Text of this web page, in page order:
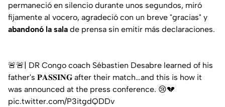
permaneció en silencio durante unos segundos, miró
fijamente al vocero, agradeció con un breve "gracias" y
abandonó la sala de prensa sin emitir más declaraciones.
🚨🚨| DR Congo coach Sébastien Desabre learned of his
father's 𝐏𝐀𝐒𝐒𝐈𝐍𝐆 after their match…and this is how it
was announced at the press conference. 😢💔
pic.twitter.com/P3itgdQDDv